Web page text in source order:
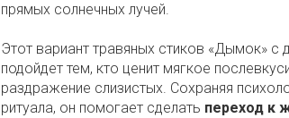
прямых солнечных лучей.
Этот вариант травяных стиков «Дымок»
подойдет тем, кто ценит мягкое
раздражение слизистых. Сохраняя
ритуала, он помогает сделать переход к